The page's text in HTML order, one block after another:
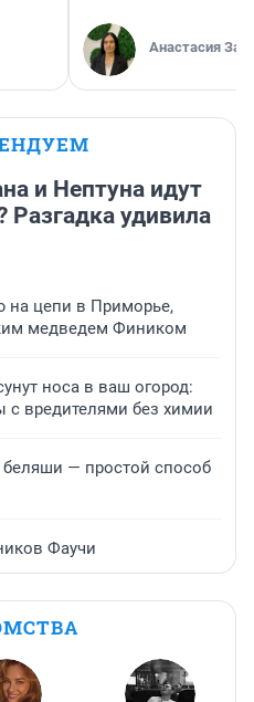
Анастасия
и Нептуна идут
удивила
цепи в Приморье,
медведем Фиником
носа в ваш огород:
вредителями без химии
— простой способ
Фаучи